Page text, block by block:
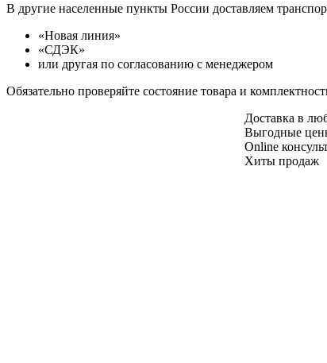
В другие населенные пункты России доставляем
«Новая линия»
«СДЭК»
или другая по согласованию с менеджером
Обязательно проверяйте состояние товара и
Доставка в
Выгодные
Online
Хиты продаж